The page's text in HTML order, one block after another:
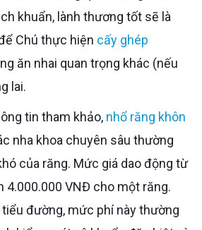
khuẩn, lành thương tốt sẽ là
Chú thực hiện cấy ghép
ăn nhai quan trọng khác (nếu
lai.
tin tham khảo, nhổ răng khôn
nha khoa chuyên sâu thường
của răng. Mức giá dao động từ
4.000.000 VNĐ cho một răng.
đường, mức phí này thường